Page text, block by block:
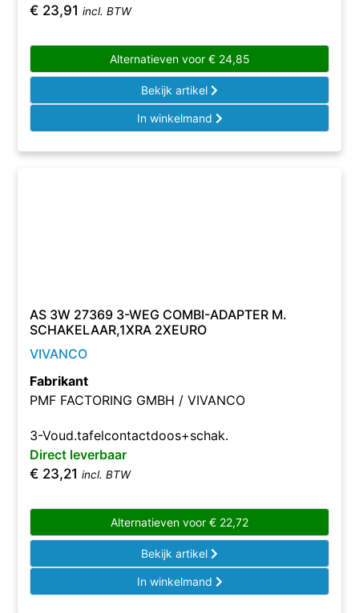
€ 23,91 incl. BTW
Alternatieven voor €24,85
Bekijk artikel
In winkelmand
AS 3W 27369 3-WEG COMBI-ADAPTER M.
SCHAKELAAR,1XRA 2XEURO
VIVANCO
Fabrikant
PMF FACTORING GMBH / VIVANCO
3-Voud.tafelcontactdoos+schak.
Direct leverbaar
€ 23,21 incl. BTW
Alternatieven voor € 22,72
Bekijk artikel
In winkelmand